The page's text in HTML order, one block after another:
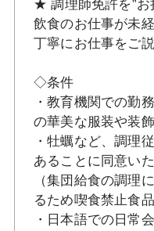
★ 調理師免許を”お
飲食のお仕事が未
丁寧にお仕事をご
◇条件
・教育機関での勤
の華美な服装や装
・牡蠣など、調理
あることに同意い
（集団給食の調理
るため喫食禁止食
・日本語での日常